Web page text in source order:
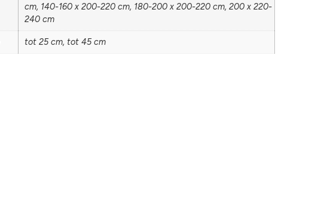
cm, 140-160 x 200-220 cm, 180-200 x 200-220 cm, 200 x 220-
240 cm
tot 25 cm, tot 45 cm